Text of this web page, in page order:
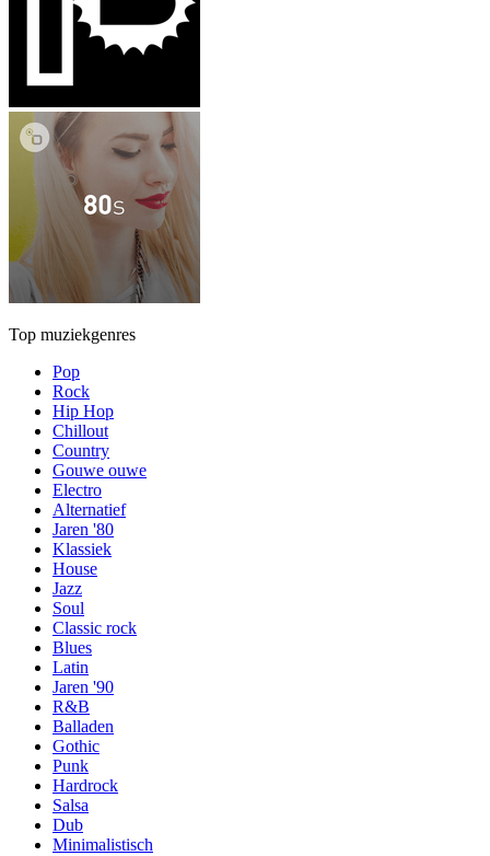
Top muziekgenres
Pop
Rock
Hip Hop
Chillout
Country
Gouwe ouwe
Electro
Alternatief
Jaren '80
Klassiek
House
Jazz
Soul
Classic rock
Blues
Latin
Jaren '90
R&B
Balladen
Gothic
Punk
Hardrock
Salsa
Dub
Minimalistisch